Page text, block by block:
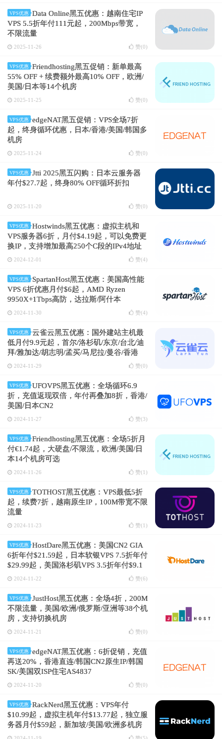
VPS优惠
Data Online黑五优惠：越南住宅IP
VPS 5.5折年付111元起，200Mbps带宽，
不限流量
2025-11-26 赞(0)
VPS优惠
Friendhosting黑五促销：新单最高
55% OFF + 续费额外最高10% OFF，欧洲/
美国/日本等14个机房
2025-11-25 赞(0)
VPS优惠
edgeNAT黑五促销：VPS全场7折
起，终身循环优惠，日本/香港/美国/韩国多
机房
2025-11-24 赞(0)
VPS优惠
Jtti 2025黑五闪购：日本云服务器
年付$27.7起，终身80% OFF循环折扣
2025-11-20 赞(0)
VPS优惠
Hostwinds黑五优惠：虚拟主机和
VPS服务器6折，月付$4.19起，可以免费更
换IP，支持增加最高250个C段的IPv4地址
2024-12-01 赞(4)
VPS优惠
SpartanHost黑五优惠：美国高性能
VPS 6折优惠月付$6起，AMD Ryzen
9950X+1Tbps高防，达拉斯/阿什本
2024-11-30 赞(4)
VPS优惠
云雀云黑五优惠：国外建站主机最
低月付9.9元起，首尔/洛杉矶/东京/台北/迪
拜/雅加达/胡志明/孟买/马尼拉/曼谷/香港
2024-11-29 赞(0)
VPS优惠
UFOVPS黑五优惠：全场循环6.9
折，充值返现双倍，年付再叠加8折，香港/
美国/日本CN2
2024-11-27 赞(3)
VPS优惠
Friendhosting黑五优惠：全场5折月
付€1.74起，大硬盘/不限流，欧洲/美国/日
本14个机房可选
2024-11-26 赞(1 )
VPS优惠
TOTHOST黑五优惠：VPS最低5折
起，续费7折，越南原生IP，100M带宽不限
流量
2024-11-23 赞(1 )
VPS优惠
HostDare黑五优惠：美国CN2 GIA
6折年付$21.59起，日本软银VPS 7.5折年付
$29.99起，美国洛杉矶VPS 3.5折年付$9.1
起2024-11-22 赞(6)
VPS优惠
JustHost黑五优惠：全场4折，200M
不限流量，美国/欧洲/俄罗斯/亚洲等38个机
房，支持切换机房
2024-11-21 赞(0)
VPS优惠
edgeNAT黑五优惠：6折促销，充值
再送20%，香港直连/韩国CN2原生IP/韩国
SK/美国双ISP住宅AS4837
2024-11-20 赞(0)
VPS优惠
RackNerd黑五优惠：VPS年付
$10.99起，虚拟主机年付$13.77起，独立服
务器月付$59起，新加坡/美国/欧洲多机房